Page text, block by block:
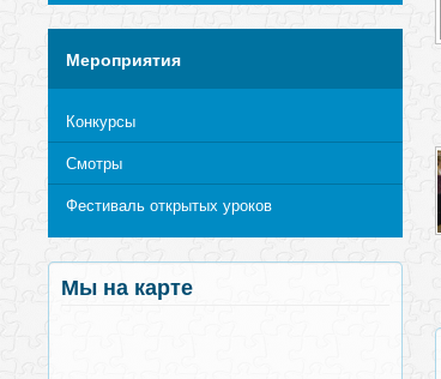
Мероприятия
Конкурсы
Смотры
Фестиваль открытых уроков
Мы на карте